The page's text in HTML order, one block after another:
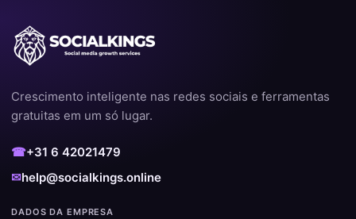
Crescimento inteligente nas redes sociais e ferramentas
gratuitas em um só lugar.
☎+31 6 42021479
✉help@socialkings.online
DADOS DA EMPRESA